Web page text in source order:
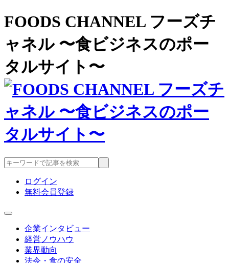
FOODS CHANNEL フーズチ
ャネル 〜食ビジネスのポー
タルサイト〜
ログイン
無料会員登録
企業インタビュー
経営ノウハウ
業界動向
法令・食の安全